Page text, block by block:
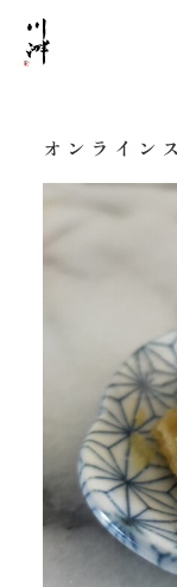
オンライン